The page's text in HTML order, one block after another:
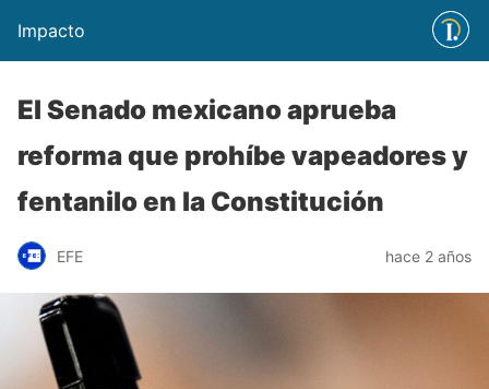
Impacto
El Senado mexicano aprueba
reforma que prohíbe vapeadores y
fentanilo en la Constitución
EFE hace 2 años